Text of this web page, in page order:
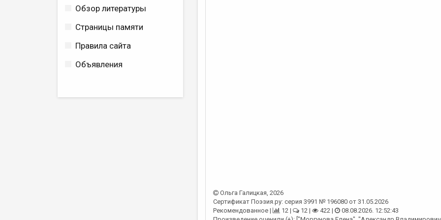
Обзор литературы
Страницы памяти
Правила сайта
Объявления
Ольга Галицкая, 2026
Сертификат Поэзия.ру: серия 3991 № 196080 от 31.05.2026
Рекомендованное |
12 | 12 | 422 |
08.08.2026. 12:52:43